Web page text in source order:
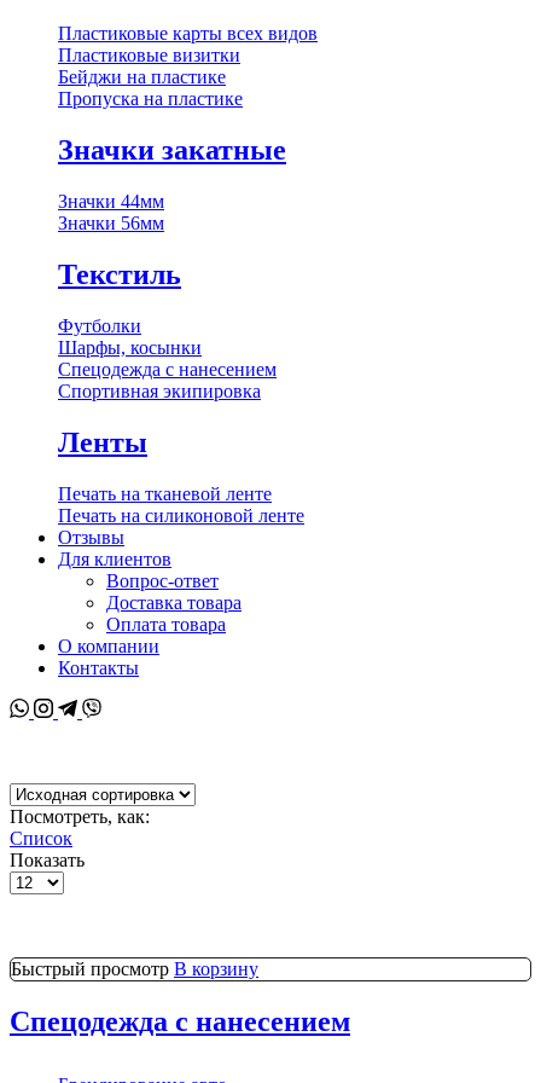
Пластиковые карты всех видов
Пластиковые визитки
Бейджи на пластике
Пропуска на пластике
Значки закатные
Значки 44мм
Значки 56мм
Текстиль
Футболки
Шарфы, косынки
Спецодежда с нанесением
Спортивная экипировка
Ленты
Печать на тканевой ленте
Печать на силиконовой ленте
Отзывы
Для клиентов
Вопрос-ответ
Доставка товара
Оплата товара
О компании
Контакты
Whatsapp
Instagram
Telegram
Viber
Посмотреть, как:
Список
Показать
Товаров
Быстрый просмотр В корзину
Спецодежда с нанесением